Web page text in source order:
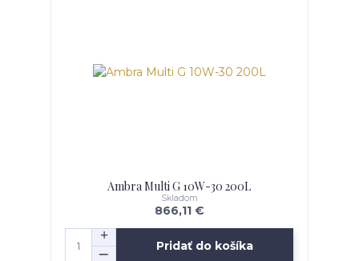
Ambra Multi G 10W-30 200L
866,11 €
Skladom
Pridať do košíka